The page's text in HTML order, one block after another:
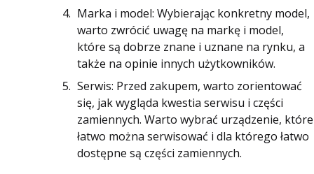
Marka i model: Wybierając konkretny model,
warto zwrócić uwagę na markę i model,
które są dobrze znane i uznane na rynku, a
także na opinie innych użytkowników.
Serwis: Przed zakupem, warto zorientować
się, jak wygląda kwestia serwisu i części
zamiennych. Warto wybrać urządzenie, które
łatwo można serwisować i dla którego łatwo
dostępne są części zamiennych.